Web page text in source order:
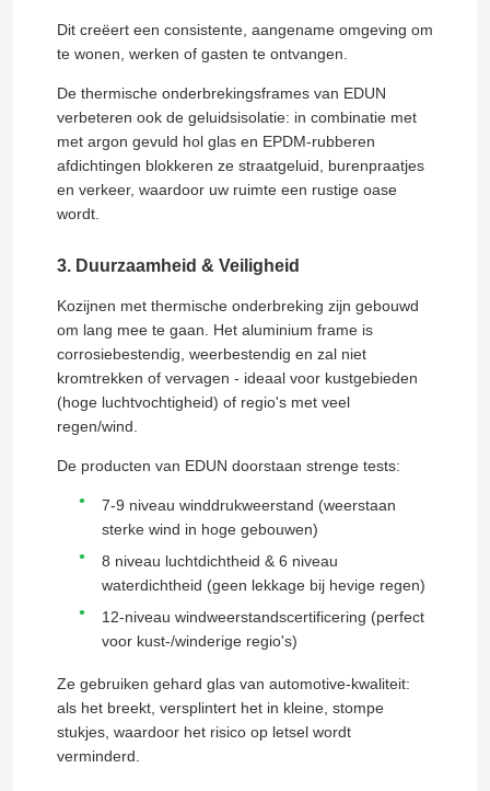
Ongeveer ons
Fabrieksreis
Kwaliteitscontrole
Contact de V.S.
Bloggen
Een gevalstudie
Verzoek om een Citaat
aluminium venster
Zonnekamer van aluminium
gordijngevel
Dit creëert een consistente, aangename omgeving om
te wonen, werken of gasten te ontvangen.
De thermische onderbrekingsframes van EDUN
verbeteren ook de geluidsisolatie: in combinatie met
met argon gevuld hol glas en EPDM-rubberen
afdichtingen blokkeren ze straatgeluid, burenpraatjes
en verkeer, waardoor uw ruimte een rustige oase
wordt.
3. Duurzaamheid & Veiligheid
Kozijnen met thermische onderbreking zijn gebouwd
om lang mee te gaan. Het aluminium frame is
corrosiebestendig, weerbestendig en zal niet
kromtrekken of vervagen - ideaal voor kustgebieden
(hoge luchtvochtigheid) of regio's met veel
regen/wind.
De producten van EDUN doorstaan strenge tests:
7-9 niveau winddrukweerstand (weerstaan
sterke wind in hoge gebouwen)
8 niveau luchtdichtheid & 6 niveau
waterdichtheid (geen lekkage bij hevige regen)
12-niveau windweerstandscertificering (perfect
voor kust-/winderige regio's)
Ze gebruiken gehard glas van automotive-kwaliteit:
als het breekt, versplintert het in kleine, stompe
stukjes, waardoor het risico op letsel wordt
verminderd.